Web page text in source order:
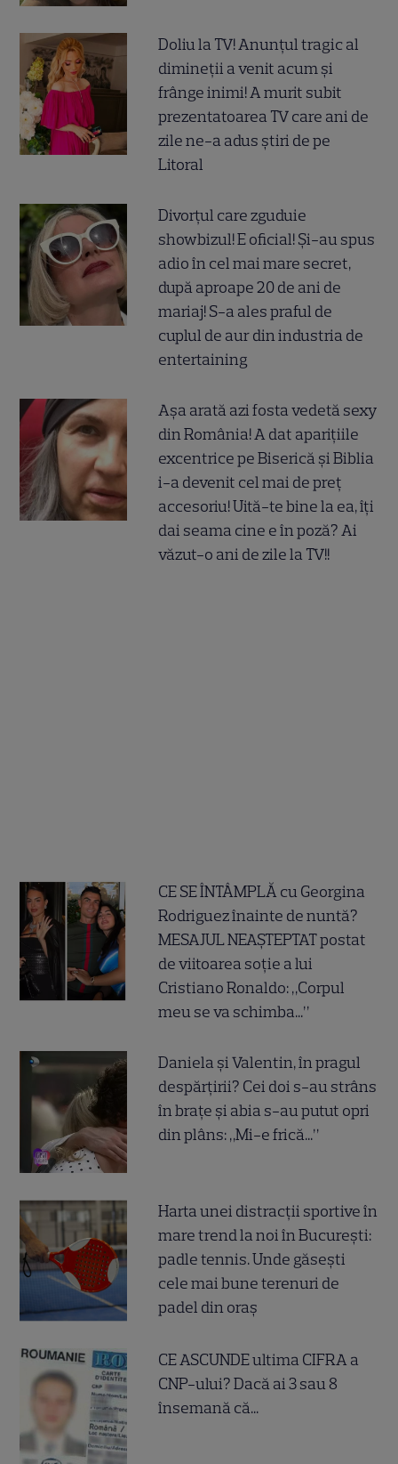
Doliu la TV! Anunțul tragic al
dimineții a venit acum și
frânge inimi! A murit subit
prezentatoarea TV care ani de
zile ne-a adus știri de pe
Litoral
Divorțul care zguduie
showbizul! E oficial! Și-au spus
adio în cel mai mare secret,
după aproape 20 de ani de
mariaj! S-a ales praful de
cuplul de aur din industria de
entertaining
Așa arată azi fosta vedetă sexy
din România! A dat aparițiile
excentrice pe Biserică și Biblia
i-a devenit cel mai de preț
accesoriu! Uită-te bine la ea, îți
dai seama cine e în poză? Ai
văzut-o ani de zile la TV!!
CE SE ÎNTÂMPLĂ cu Georgina
Rodriguez înainte de nuntă?
MESAJUL NEAȘTEPTAT postat
de viitoarea soție a lui
Cristiano Ronaldo: „Corpul
meu se va schimba...”
Daniela și Valentin, în pragul
despărțirii? Cei doi s-au strâns
în brațe și abia s-au putut opri
din plâns: „Mi-e frică...”
Harta unei distracții sportive în
mare trend la noi în București:
padle tennis. Unde găsești
cele mai bune terenuri de
padel din oraș
CE ASCUNDE ultima CIFRA a
CNP-ului? Dacă ai 3 sau 8
însemană că...